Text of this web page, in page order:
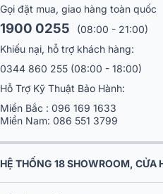
Gọi đặt mua, giao hàng toàn quốc
1900 0255
(08:00 - 21:00)
Khiếu nại, hỗ trợ khách hàng:
0344 860 255 (08:00 - 18:00)
Hỗ Trợ Kỹ Thuật Bảo Hành:
Miền Bắc : 096 169 1633
Miền Nam: 086 551 3799
HỆ THỐNG 18 SHOWROOM, CỬA